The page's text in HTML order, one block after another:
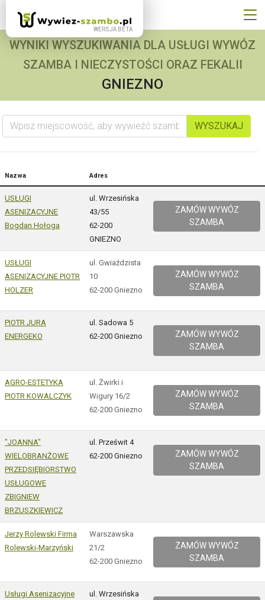
WYNIKI WYSZUKIWANIA DLA USŁUGI WYWÓZ
SZAMBA I NIECZYSTOŚCI ORAZ FEKALII
GNIEZNO
Wpisz miejscowość, aby wywieźć szambo
WYSZUKAJ
Nazwa Adres
USŁUGI
ASENIZACYJNE
Bogdan Hołoga
ul. Wrzesińska
43/55
62-200
GNIEZNO
ZAMÓW WYWÓZ
SZAMBA
USŁUGI
ASENIZACYJNE PIOTR
HOLZER
ul. Gwiaździsta
10
62-200 Gniezno
ZAMÓW WYWÓZ
SZAMBA
PIOTR JURA
ENERGEKO
ul. Sadowa 5
62-200 Gniezno
ZAMÓW WYWÓZ
SZAMBA
AGRO-ESTETYKA
PIOTR KOWALCZYK
ul. Żwirki i
Wigury 16/2
62-200 Gniezno
ZAMÓW WYWÓZ
SZAMBA
"JOANNA"
WIELOBRANŻOWE
PRZEDSIĘBIORSTWO
USŁUGOWE
ZBIGNIEW
BRZUSZKIEWICZ
ul. Prześwit 4
62-200 Gniezno
ZAMÓW WYWÓZ
SZAMBA
Jerzy Rolewski Firma
Rolewski-Marzyński
Warszawska
21/2
62-200 Gniezno
ZAMÓW WYWÓZ
SZAMBA
Usługi Asenizacyjne
ul. Wrzesińska